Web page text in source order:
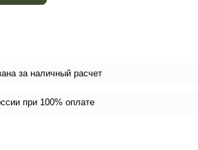
за наличный расчет
при 100% оплате